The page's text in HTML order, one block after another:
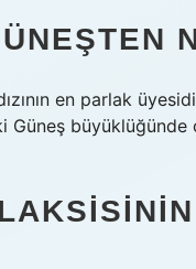
en parlak
İki Güneş